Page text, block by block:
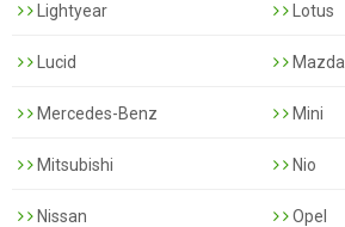
Lightyear Lotus
Lucid Mazda
Mercedes-Benz Mini
Mitsubishi Nio
Nissan Opel